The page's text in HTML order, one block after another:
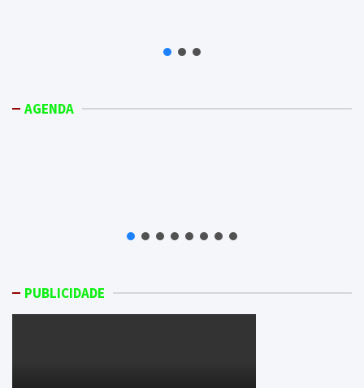
AGENDA
PUBLICIDADE